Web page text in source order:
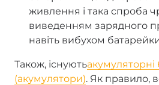
живлення і така спроба
виведенням зарядного
навіть вибухом
Також, існуютьакумуляторні
(акумулятори). Як правило,